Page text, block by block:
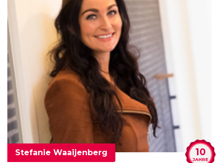
10
JAHRE
Stefanie Waaijenberg